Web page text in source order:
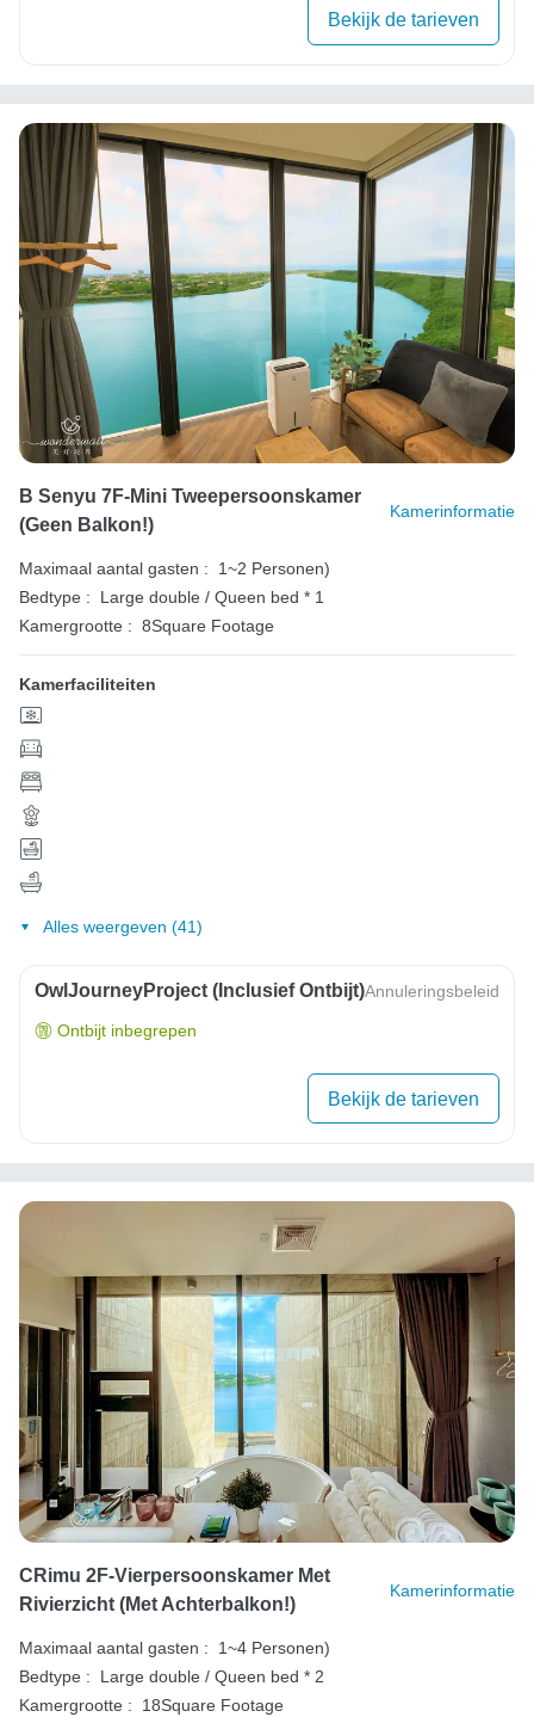
Bekijk de tarieven
B Senyu 7F-Mini Tweepersoonskamer
(geen Balkon!)
Kamerinformatie
Maximaal aantal gasten :
1~2 Personen)
Bedtype :
Large double / Queen bed * 1
Kamergrootte : 8Square Footage
Kamerfaciliteiten
Alles weergeven (41)
OwlJourneyProject (inclusief Ontbijt)Annuleringsbeleid
Ontbijt inbegrepen
Bekijk de tarieven
CRimu 2F-Vierpersoonskamer Met
Rivierzicht (met Achterbalkon!)
Kamerinformatie
Maximaal aantal gasten :
1~4 Personen)
Bedtype :
Large double / Queen bed * 2
Kamergrootte :
18Square Footage